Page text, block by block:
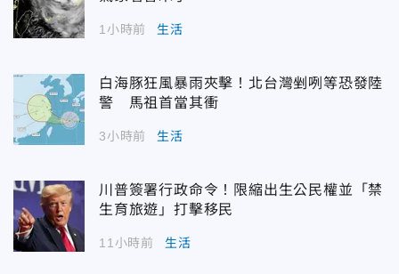
1小時前 生活
白海豚狂風暴雨夾擊！北台灣剉咧等恐發陸
警 馬祖首當其衝
3小時前 生活
川普簽署行政命令！限縮出生公民權並「禁
生育旅遊」打擊移民
11小時前 生活